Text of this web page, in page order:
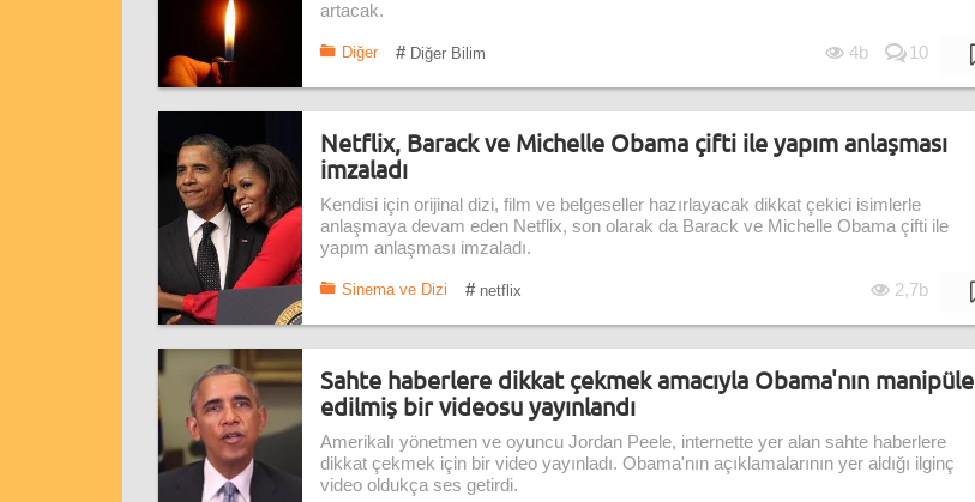
artacak.
Diğer # Diğer Bilim 4b 10
Netflix, Barack ve Michelle Obama çifti ile yapım anlaşması
imzaladı
Kendisi için orijinal dizi, film ve belgeseller hazırlayacak dikkat çekici isimlerle
anlaşmaya devam eden Netflix, son olarak da Barack ve Michelle Obama çifti ile
yapım anlaşması imzaladı.
Sinema ve Dizi # netflix 2,7b
Sahte haberlere dikkat çekmek amacıyla Obama'nın manipüle
edilmiş bir videosu yayınlandı
Amerikalı yönetmen ve oyuncu Jordan Peele, internette yer alan sahte haberlere
dikkat çekmek için bir video yayınladı. Obama'nın açıklamalarının yer aldığı ilginç
video oldukça ses getirdi.